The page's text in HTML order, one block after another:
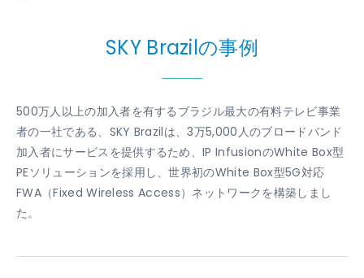
SKY Brazilの事例
500万人以上の加入者を有するブラジル最大の有料テレビ事業
者の一社である、SKY Brazilは、3万5,000人のブロードバンド
加入者にサービスを提供するため、IP InfusionのWhite Box型
PEソリューションを採用し、世界初のWhite Box型5G対応
FWA（Fixed Wireless Access）ネットワークを構築しまし
た。